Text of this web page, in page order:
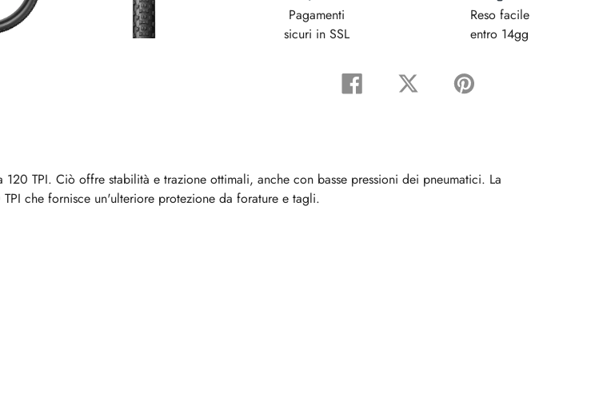
Pagamenti
sicuri in SSL
Reso facile
entro 14gg
Condividi
su
Tweet
su
Pin
su
TPI. Ciò offre stabilità e trazione ottimali, anche con basse pressioni dei pneumatici. La
che fornisce un'ulteriore protezione da forature e tagli.